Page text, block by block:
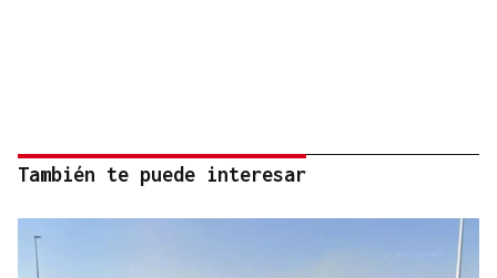
También te puede interesar